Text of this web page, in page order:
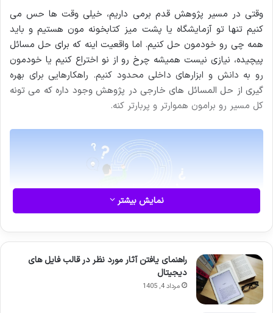
وقتی در مسیر پژوهش قدم برمی داریم، خیلی وقت ها حس می
کنیم تنها تو آزمایشگاه یا پشت میز کتابخونه مون هستیم و باید
همه چی رو خودمون حل کنیم. اما واقعیت اینه که برای حل مسائل
پیچیده، نیازی نیست همیشه چرخ رو از نو اختراع کنیم یا خودمون
رو به دانش و ابزارهای داخلی محدود کنیم. راهکارهایی برای بهره
گیری از حل المسائل های خارجی در پژوهش وجود داره که می تونه
کل مسیر رو برامون هموارتر و پربارتر کنه.
دنیای پژوهش مثل یه اقیانوس بی کرانه است؛ هر چقدر هم که
دانشمون زیاد باشه، باز هم بخش هایی هست که ازش بی خبریم یا
برای حل مسائلش نیاز به یه نگاه تازه از بیرون داریم. خیلی از محقق
نمایش بیشتر
راهنمای یافتن آثار مورد نظر در قالب فایل های
دیجیتال
مرداد 4, 1405